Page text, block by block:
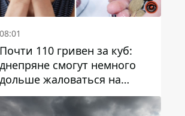
08:01
Почти 110 гривен за куб:
днепряне смогут немного
дольше жаловаться на
запланированные тарифы
на воду на 2027 год